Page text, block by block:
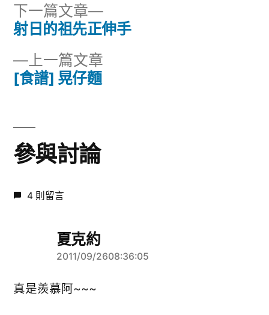
文
章
導
覽
上一篇文章
[食譜] 晃仔麵
下一篇文章
下
一
射日的祖先正伸手
參與討論
4 則留言
夏克約
表
示:
2011/09/2608:36:05
真是羨慕阿~~~